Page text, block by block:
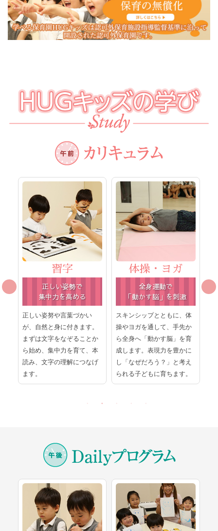
習字
正しい姿勢で
集中力を高める
正しい姿努や言葉づかい
が、自然と身に付きます。
まずは文字をなぞることか
ら始め、集中力を育て、本
読み、文字の理解につなげ
ます。
体操・ヨガ
全身運動で
「動かす脳」を刺激
スキンシップとともに、体
操やヨガを通して、手先か
ら全身へ「動かす脳」を育
成します。表現力を豊かに
し「なぜだろう？」と考え
られる子どもに育ちます。